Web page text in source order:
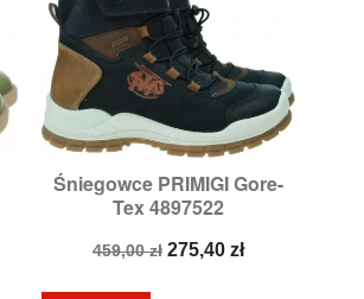
Śniegowce PRIMIGI Gore-
Tex 4897522
Cena
459,00 zł Cena
275,40 zł
Szybki podgląd
Rozmiary:35,39